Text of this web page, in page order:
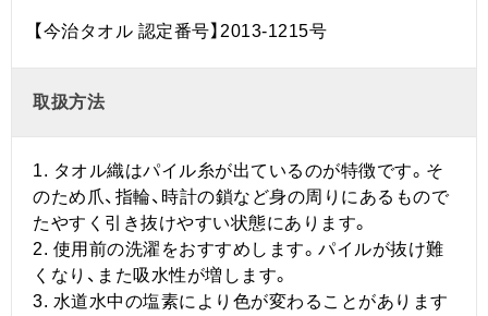
【今治タオル 認定番号】2013-1215号
取扱方法
1. タオル織はパイル糸が出ているのが特徴です。そ
のため爪、指輪、時計の鎖など身の周りにあるもので
たやすく引き抜けやすい状態にあります。
2. 使用前の洗濯をおすすめします。パイルが抜け難
くなり、また吸水性が増します。
3. 水道水中の塩素により色が変わることがあります